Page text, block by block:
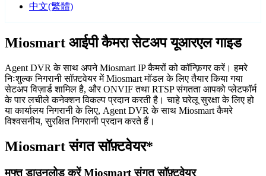
中文(繁體)
Miosmart आईपी कैमरा सेटअप यूआरएल गाइड
Agent DVR के साथ अपने Miosmart IP कैमरों को कॉन्फ़िगर करें। हमरे
निःशुल्क निगरानी सॉफ़्टवेयर में Miosmart मॉडल के लिए तैयार किया गया
सेटअप विज़ार्ड शामिल है, और ONVIF तथा RTSP संगतता आपको प्लेटफॉर्म
के पार लचीले कनेक्शन विकल्प प्रदान करती है। चाहे घरेलू सुरक्षा के लिए हो
या कार्यालय निगरानी के लिए, Agent DVR के साथ Miosmart कैमरे
विश्वसनीय, सुरक्षित निगरानी प्रदान करते हैं।
Miosmart संगत सॉफ़्टवेयर*
मुफ्त डाउनलोड करें Miosmart संगत सॉफ़्टवेयर